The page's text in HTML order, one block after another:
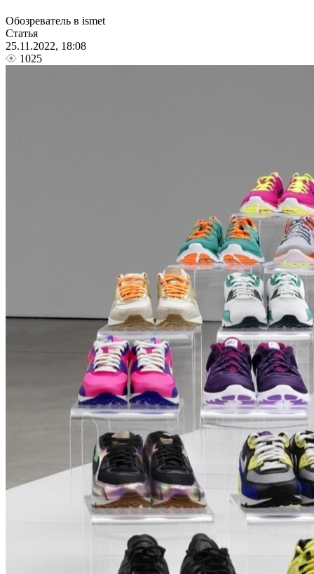
Обозреватель в ismet
Статья
25.11.2022, 18:08
1025